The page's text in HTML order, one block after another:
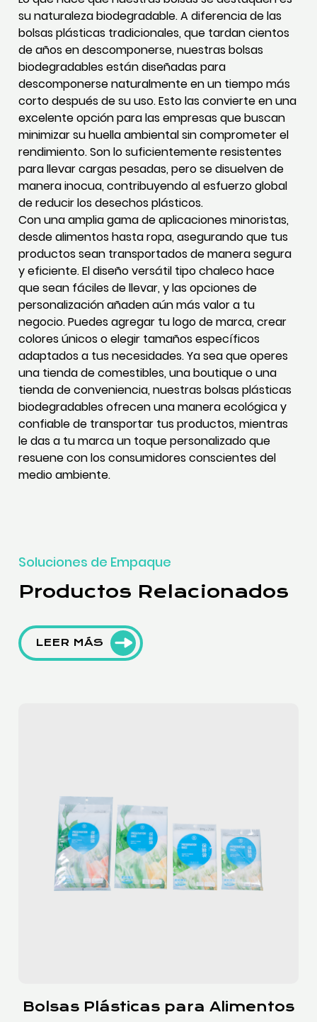
su naturaleza biodegradable. A diferencia de las
bolsas plásticas tradicionales, que tardan cientos
de años en descomponerse, nuestras bolsas
biodegradables están diseñadas para
descomponerse naturalmente en un tiempo más
corto después de su uso. Esto las convierte en una
excelente opción para las empresas que buscan
minimizar su huella ambiental sin comprometer el
rendimiento. Son lo suficientemente resistentes
para llevar cargas pesadas, pero se disuelven de
manera inocua, contribuyendo al esfuerzo global
de reducir los desechos plásticos.
Con una amplia gama de aplicaciones minoristas,
desde alimentos hasta ropa, asegurando que tus
productos sean transportados de manera segura
y eficiente. El diseño versátil tipo chaleco hace
que sean fáciles de llevar, y las opciones de
personalización añaden aún más valor a tu
negocio. Puedes agregar tu logo de marca, crear
colores únicos o elegir tamaños específicos
adaptados a tus necesidades. Ya sea que operes
una tienda de comestibles, una boutique o una
tienda de conveniencia, nuestras bolsas plásticas
biodegradables ofrecen una manera ecológica y
confiable de transportar tus productos, mientras
le das a tu marca un toque personalizado que
resuene con los consumidores conscientes del
medio ambiente.
Soluciones de Empaque
Productos Relacionados
LEER MÁS
Bolsas con Cierre Deslizante